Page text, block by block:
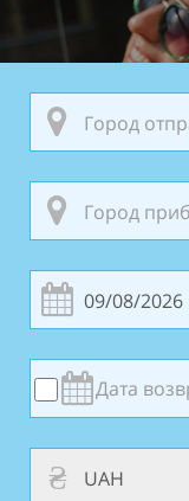
₴